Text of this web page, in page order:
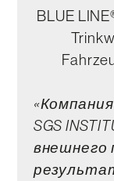
SGS
внешнего